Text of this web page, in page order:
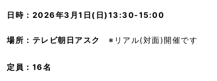
日時：2026年3月1日(日)13:30-15:00
場所：テレビ朝日アスク ※リアル(対面)開催です
定員：16名